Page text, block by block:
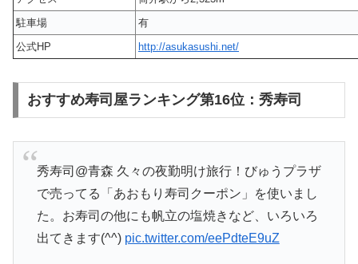
駐車場
有
公式HP
http://asukasushi.net/
おすすめ寿司屋ランキング第16位：秀寿司
秀寿司@青森 久々の夜勤明け旅行！びゅうプラザ
で売ってる「あおもり寿司クーポン」を使いまし
た。お寿司の他にも帆立の塩焼きなど、いろいろ
出てきます(^^) pic.twitter.com/eePdteE9uZ